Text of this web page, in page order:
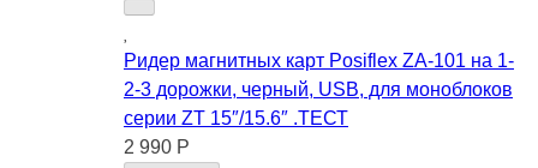
Ридер магнитных карт Posiflex ZA-101 на 1-
2-3 дорожки, черный, USB, для моноблоков
серии ZT 15″/15.6″ .ТЕСТ
2 990 Р